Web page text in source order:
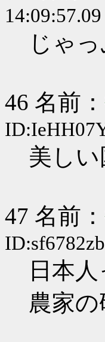
じゃ
46 名前：
美し
47 名前：
日本
農家